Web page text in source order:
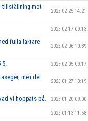
tillställning mot
2026-02-25 14:21
2026-02-17 09:13
fulla läktare
2026-02-06 10:39
5. 2026-02-05 09:17
men det
2026-01-27 13:19
vi hoppats på. 2026-01-20 09:00
2026-01-13 11:58